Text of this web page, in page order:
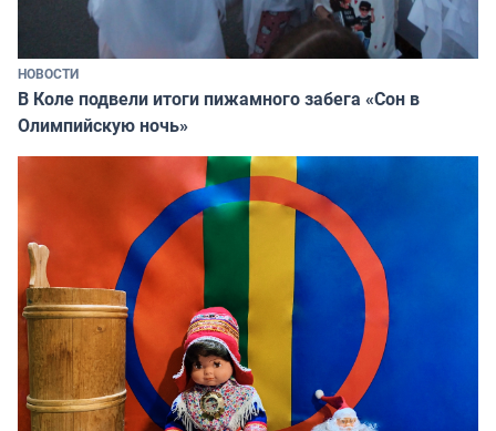
НОВОСТИ
В Коле подвели итоги пижамного забега «Сон в
Олимпийскую ночь»